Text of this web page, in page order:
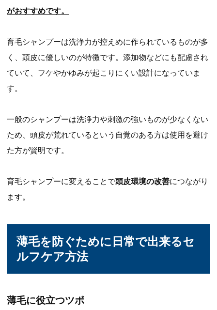
がおすすめです。
育毛シャンプーは洗浄力が控えめに作られているものが多
く、頭皮に優しいのが特徴です。添加物などにも配慮され
ていて、フケやかゆみが起こりにくい設計になっていま
す。
一般のシャンプーは洗浄力や刺激の強いものが少なくない
ため、頭皮が荒れているという自覚のある方は使用を避け
た方が賢明です。
育毛シャンプーに変えることで頭皮環境の改善につながり
ます。
薄毛を防ぐために日常で出来るセ
ルフケア方法
薄毛に役立つツボ